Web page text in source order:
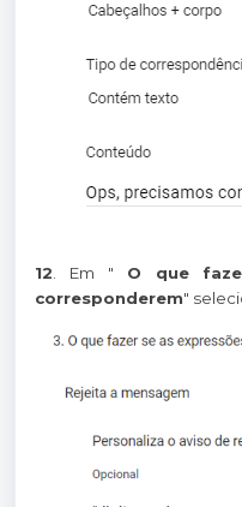
12 . Em " O que
corresponderem"